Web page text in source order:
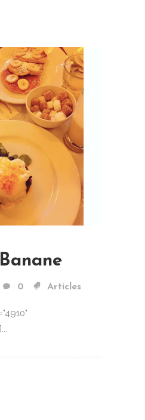
0 Articles